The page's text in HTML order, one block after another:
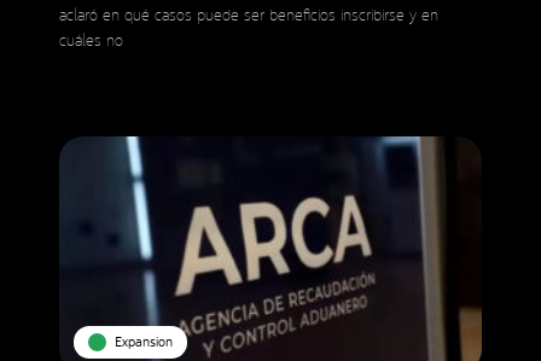
aclaró en qué casos puede ser beneficios inscribirse y en
cuáles no
Expansion